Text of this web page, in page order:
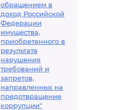
обращением в
доход Российской
Федерации
имущества,
приобретенного в
результате
нарушения
требований и
запретов,
направленных на
предотвращение
коррупции"